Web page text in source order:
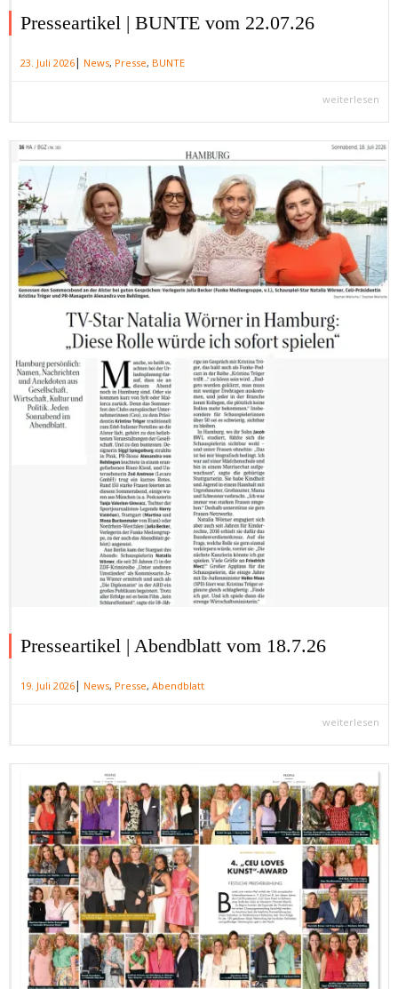
Presseartikel | BUNTE vom 22.07.26
23. Juli 2026| News, Presse, BUNTE
weiterlesen
Presseartikel | Abendblatt vom 18.7.26
19. Juli 2026| News, Presse, Abendblatt
weiterlesen